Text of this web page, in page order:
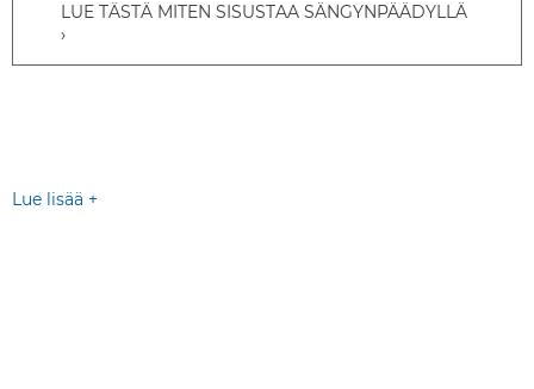
LUE TÄSTÄ MITEN SISUSTAA SÄNGYNPÄÄDYLLÄ
Lue lisää +